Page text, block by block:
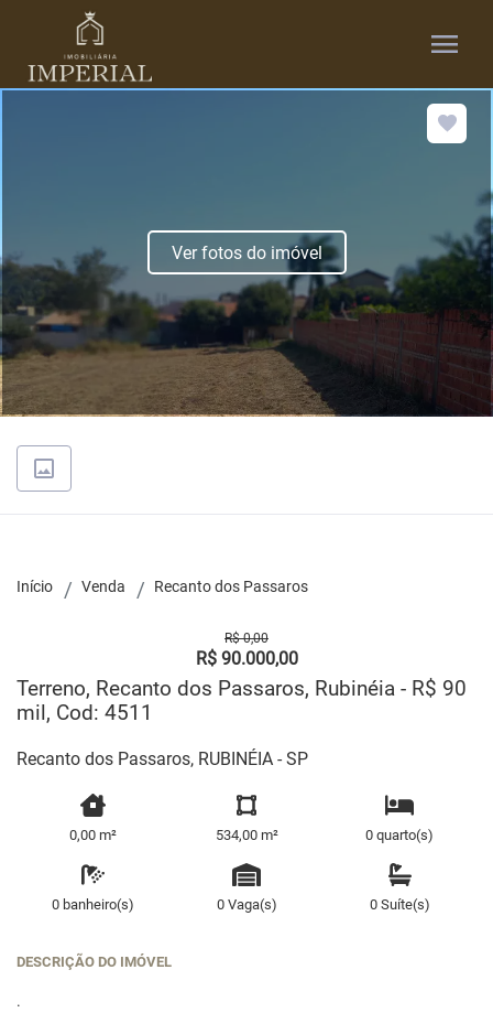
menu
Ver fotos do imóvel
Início Venda Recanto dos Passaros
R$ 0,00
R$ 90.000,00
Terreno, Recanto dos Passaros, Rubinéia - R$ 90
mil, Cod: 4511
Recanto dos Passaros, RUBINÉIA - SP
0,00 m² 534,00 m² 0 quarto(s)
0 banheiro(s) 0 Vaga(s) 0 Suíte(s)
DESCRIÇÃO DO IMÓVEL
.